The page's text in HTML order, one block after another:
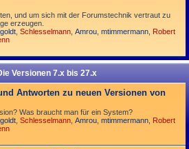
und um sich mit der Forumstechnik vertraut zu
erzeugen.
Schlesselmann Amrou mtimmermann Robert
Versionen 7.x bis 27.x
Antworten zu neuen Versionen von
Was braucht man für ein System?
Schlesselmann Amrou mtimmermann Robert